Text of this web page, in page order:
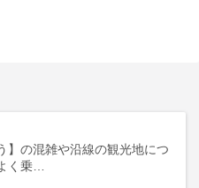
】の混雑や沿線の観光地につ
く乗…